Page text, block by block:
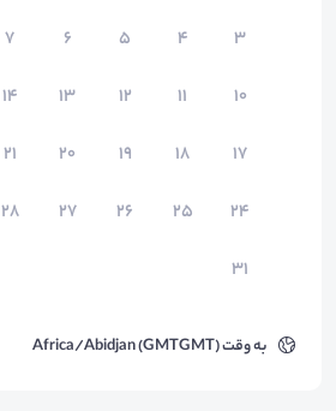
۳
۴ ۵ ۶ ۷
۱۰
۱۱ ۱۲ ۱۳ ۱۴
۱۷
۱۸ ۱۹ ۲۰ ۲۱
۲۴
۲۵ ۲۶ ۲۷ ۲۸
۳۱
به وقتAfrica/Abidjan (GMTGMT)